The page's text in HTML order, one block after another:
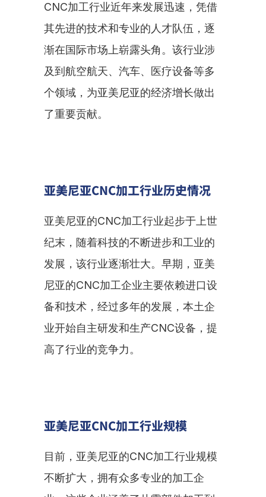
CNC加工行业近年来发展迅速，凭借
其先进的技术和专业的人才队伍，逐
渐在国际市场上崭露头角。该行业涉
及到航空航天、汽车、医疗设备等多
个领域，为亚美尼亚的经济增长做出
了重要贡献。
亚美尼亚CNC加工行业历史情况
亚美尼亚的CNC加工行业起步于上世
纪末，随着科技的不断进步和工业的
发展，该行业逐渐壮大。早期，亚美
尼亚的CNC加工企业主要依赖进口设
备和技术，经过多年的发展，本土企
业开始自主研发和生产CNC设备，提
高了行业的竞争力。
亚美尼亚CNC加工行业规模
目前，亚美尼亚的CNC加工行业规模
不断扩大，拥有众多专业的加工企